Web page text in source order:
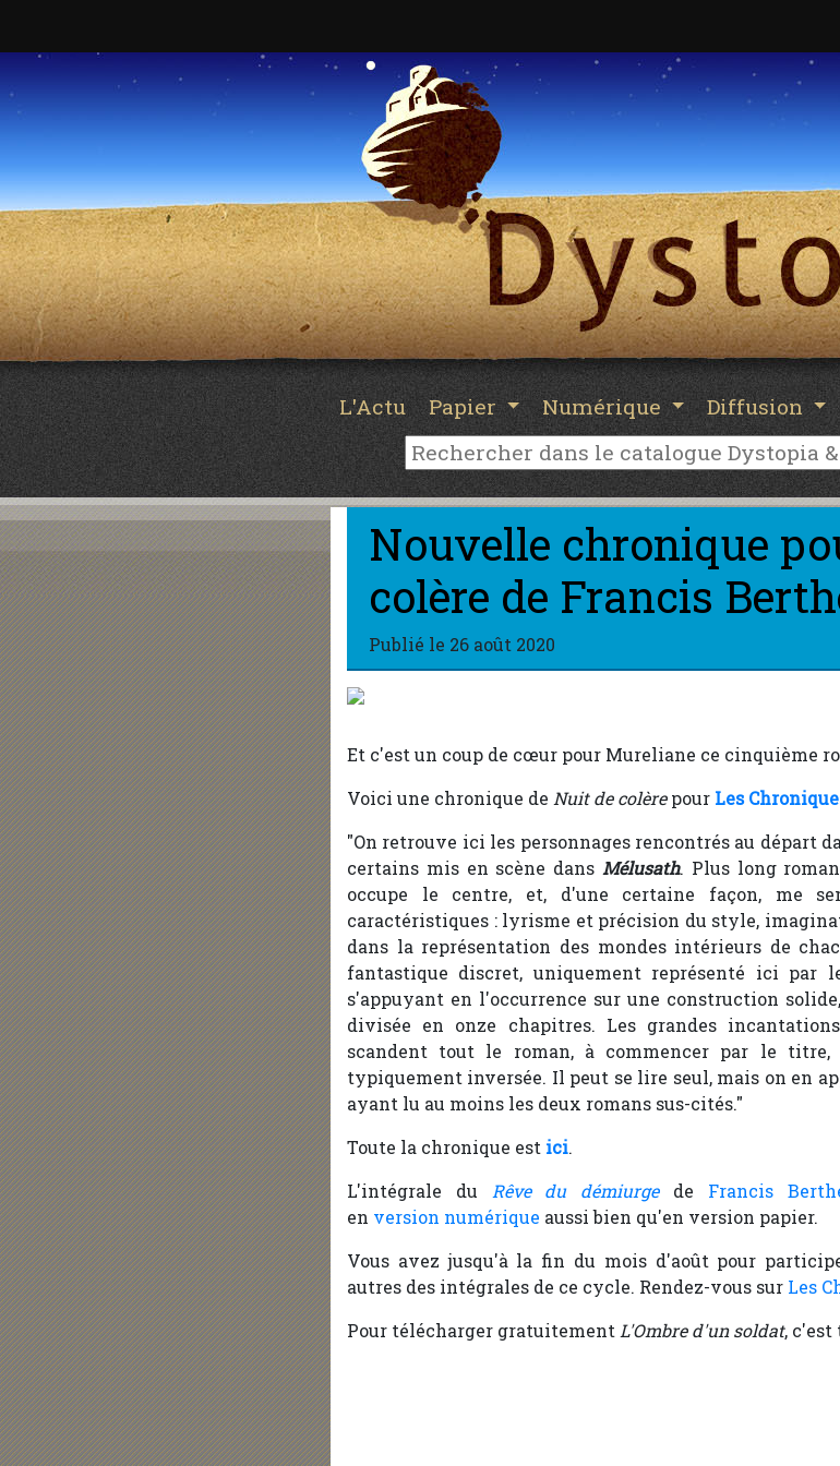
L'Actu Papier Numérique Diffusion
Nouvelle chronique
colère de Francis
Publié le 26 août 2020
Et c'est un coup de cœur pour Mureliane ce cinquième
Voici une chronique de Nuit de colèrepour Les
"On retrouve ici les personnages rencontrés au départ
certains mis en scène dans Mélusath. Plus long
occupe le centre, et, d'une certaine façon, me
caractéristiques : lyrisme et précision du style,
dans la représentation des mondes intérieurs de
fantastique discret, uniquement représenté ici par
s'appuyant en l'occurrence sur une construction
divisée en onze chapitres. Les grandes
scandent tout le roman, à commencer par le
typiquement inversée. Il peut se lire seul, mais on en
ayant lu au moins les deux romans sus-cités."
Toute la chronique est ici.
L'intégrale du
Rêve du démiurgede Francis
en version numérique aussi bien qu'en version papier.
Vous avez jusqu'à la fin du mois d'août pour
autres des intégrales de ce cycle. Rendez-vous sur Les
Pour télécharger gratuitement L'Ombre d'un soldat, c'est